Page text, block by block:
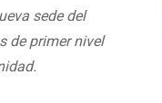
sede del
de primer nivel